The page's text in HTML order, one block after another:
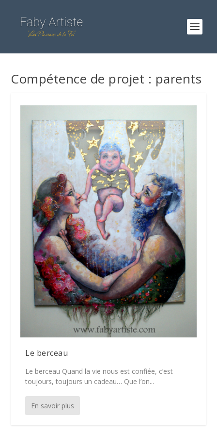
Compétence de projet : parents
Le berceau
Le berceau Quand la vie nous est confiée, c’est
toujours, toujours un cadeau… Que l’on...
En savoir plus